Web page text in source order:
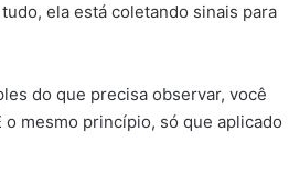
ela está coletando sinais para
do que precisa observar, você
mesmo princípio, só que aplicado